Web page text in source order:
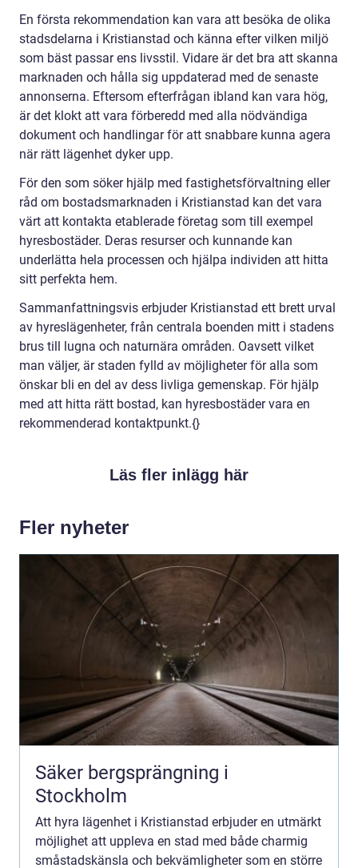
En första rekommendation kan vara att besöka de olika
stadsdelarna i Kristianstad och känna efter vilken miljö
som bäst passar ens livsstil. Vidare är det bra att skanna
marknaden och hålla sig uppdaterad med de senaste
annonserna. Eftersom efterfrågan ibland kan vara hög,
är det klokt att vara förberedd med alla nödvändiga
dokument och handlingar för att snabbare kunna agera
när rätt lägenhet dyker upp.
För den som söker hjälp med fastighetsförvaltning eller
råd om bostadsmarknaden i Kristianstad kan det vara
värt att kontakta etablerade företag som till exempel
hyresbostäder. Deras resurser och kunnande kan
underlätta hela processen och hjälpa individen att hitta
sitt perfekta hem.
Sammanfattningsvis erbjuder Kristianstad ett brett urval
av hyreslägenheter, från centrala boenden mitt i stadens
brus till lugna och naturnära områden. Oavsett vilket
man väljer, är staden fylld av möjligheter för alla som
önskar bli en del av dess livliga gemenskap. För hjälp
med att hitta rätt bostad, kan hyresbostäder vara en
rekommenderad kontaktpunkt.{}
Läs fler inlägg här
Fler nyheter
Säker bergsprängning i
Stockholm
Att hyra lägenhet i Kristianstad erbjuder en utmärkt
möjlighet att uppleva en stad med både charmig
småstadskänsla och bekvämligheter som en större